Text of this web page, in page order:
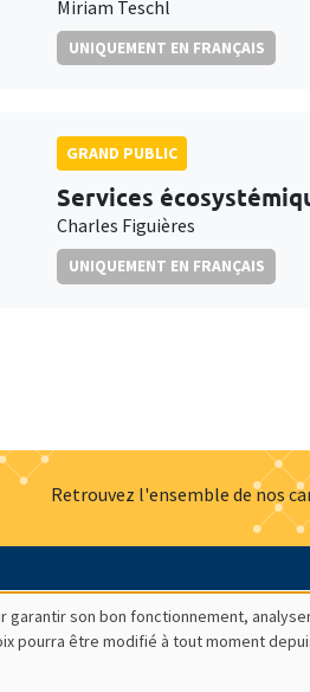
Miriam Teschl
UNIQUEMENT EN FRANÇAIS
GRAND PUBLIC
Services
Charles Figuières
UNIQUEMENT EN FRANÇAIS
Retrouvez l'ensemble de nos
Hommage à Actualités Offres
son bon fonctionnement,
pourra être modifié à tout moment